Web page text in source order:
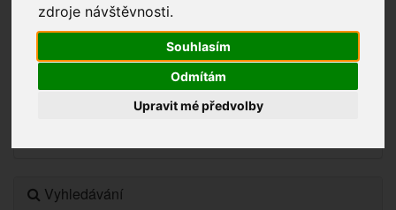
zdroje návštěvnosti.
Souhlasím
Odmítám
Upravit mé předvolby
Novinky
Vyhledávání